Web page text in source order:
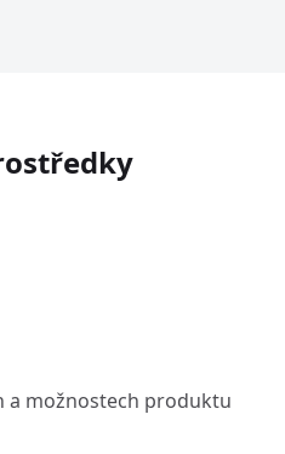
a možnostech produktu